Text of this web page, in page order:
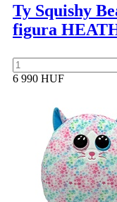
Ty Squishy
figura
6 990 HUF